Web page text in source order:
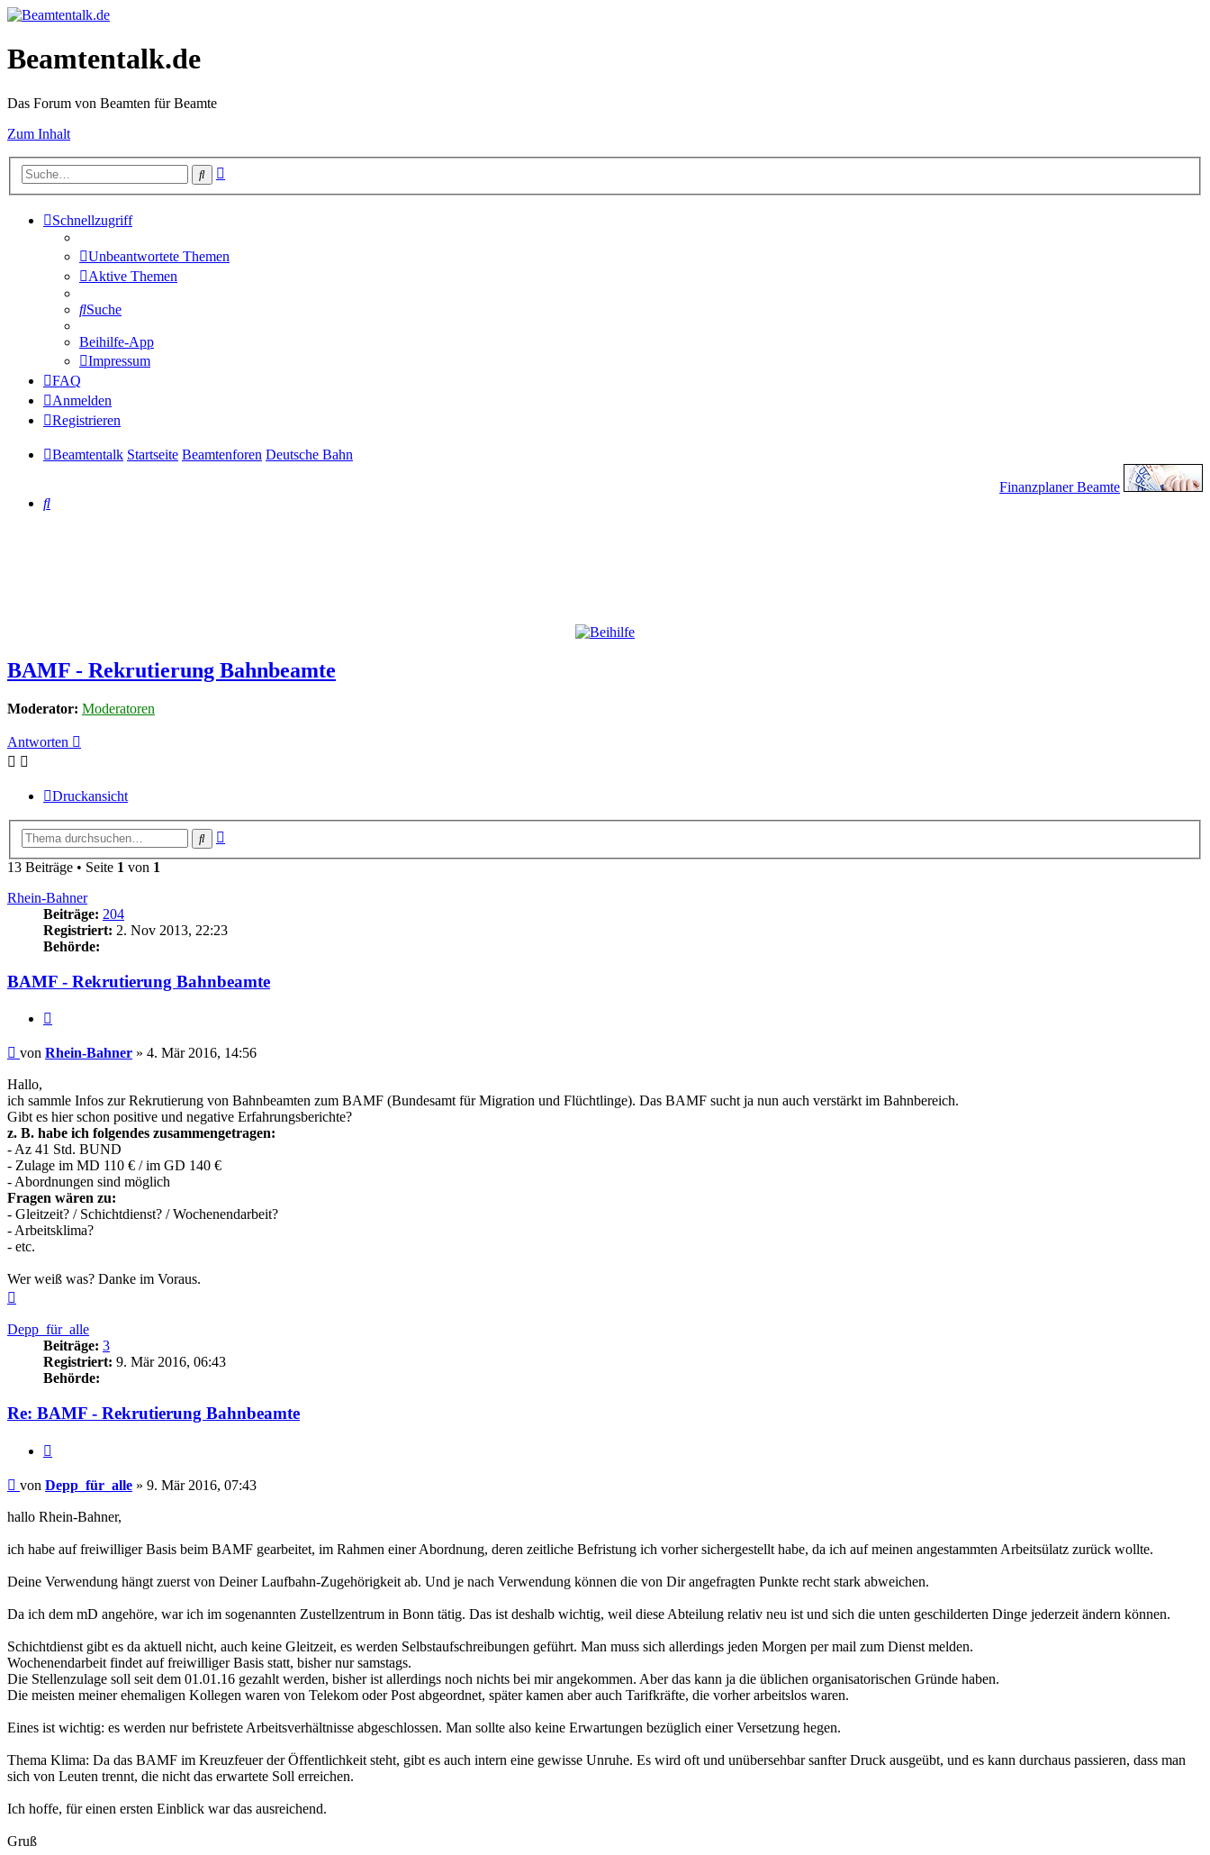
Beamtentalk.de
Das Forum von Beamten für Beamte
Zum Inhalt
Suche
Schnellzugriff
Unbeantwortete Themen
Aktive Themen
Suche
Beihilfe-App
Impressum
FAQ
Anmelden
Registrieren
Beamtentalk Startseite Beamtenforen Deutsche Bahn
Finanzplaner Beamte
Suche
BAMF - Rekrutierung Bahnbeamte
Moderator: Moderatoren
Antworten
Druckansicht
Suche
13 Beiträge • Seite 1 von 1
Rhein-Bahner
Beiträge: 204
Registriert: 2. Nov 2013, 22:23
Behörde:
BAMF - Rekrutierung Bahnbeamte
Beitrag
von Rhein-Bahner » 4. Mär 2016, 14:56
Hallo,
ich sammle Infos zur Rekrutierung von Bahnbeamten zum BAMF (Bundesamt für Migration und Flüchtlinge). Das BAMF sucht ja nun auch verstärkt im Bahnbereich.
Gibt es hier schon positive und negative Erfahrungsberichte?
z. B. habe ich folgendes zusammengetragen:
- Az 41 Std. BUND
- Zulage im MD 110 € / im GD 140 €
- Abordnungen sind möglich
Fragen wären zu:
- Gleitzeit? / Schichtdienst? / Wochenendarbeit?
- Arbeitsklima?
- etc.
Wer weiß was? Danke im Voraus.
Depp_für_alle
Beiträge: 3
Registriert: 9. Mär 2016, 06:43
Behörde:
Re: BAMF - Rekrutierung Bahnbeamte
Beitrag
von Depp_für_alle » 9. Mär 2016, 07:43
hallo Rhein-Bahner,
ich habe auf freiwilliger Basis beim BAMF gearbeitet, im Rahmen einer Abordnung, deren zeitliche Befristung ich vorher sichergestellt habe, da ich auf meinen angestammten Arbeitsülatz zurück wollte.
Deine Verwendung hängt zuerst von Deiner Laufbahn-Zugehörigkeit ab. Und je nach Verwendung können die von Dir angefragten Punkte recht stark abweichen.
Da ich dem mD angehöre, war ich im sogenannten Zustellzentrum in Bonn tätig. Das ist deshalb wichtig, weil diese Abteilung relativ neu ist und sich die unten geschilderten Dinge jederzeit ändern können.
Schichtdienst gibt es da aktuell nicht, auch keine Gleitzeit, es werden Selbstaufschreibungen geführt. Man muss sich allerdings jeden Morgen per mail zum Dienst melden.
Wochenendarbeit findet auf freiwilliger Basis statt, bisher nur samstags.
Die Stellenzulage soll seit dem 01.01.16 gezahlt werden, bisher ist allerdings noch nichts bei mir angekommen. Aber das kann ja die üblichen organisatorischen Gründe haben.
Die meisten meiner ehemaligen Kollegen waren von Telekom oder Post abgeordnet, später kamen aber auch Tarifkräfte, die vorher arbeitslos waren.
Eines ist wichtig: es werden nur befristete Arbeitsverhältnisse abgeschlossen. Man sollte also keine Erwartungen bezüglich einer Versetzung hegen.
Thema Klima: Da das BAMF im Kreuzfeuer der Öffentlichkeit steht, gibt es auch intern eine gewisse Unruhe. Es wird oft und unübersehbar sanfter Druck ausgeübt, und es kann durchaus passieren, dass man
sich von Leuten trennt, die nicht das erwartete Soll erreichen.
Ich hoffe, für einen ersten Einblick war das ausreichend.
Gruß